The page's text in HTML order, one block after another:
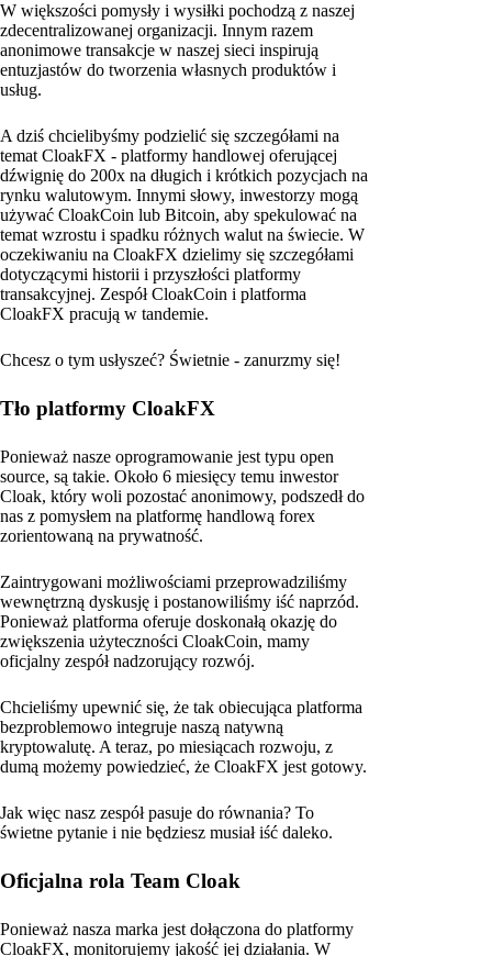
W większości pomysły i wysiłki pochodzą z naszej
zdecentralizowanej organizacji. Innym razem
anonimowe transakcje w naszej sieci inspirują
entuzjastów do tworzenia własnych produktów i
usług.
A dziś chcielibyśmy podzielić się szczegółami na
temat CloakFX - platformy handlowej oferującej
dźwignię do 200x na długich i krótkich pozycjach na
rynku walutowym. Innymi słowy, inwestorzy mogą
używać CloakCoin lub Bitcoin, aby spekulować na
temat wzrostu i spadku różnych walut na świecie. W
oczekiwaniu na CloakFX dzielimy się szczegółami
dotyczącymi historii i przyszłości platformy
transakcyjnej. Zespół CloakCoin i platforma
CloakFX pracują w tandemie.
Chcesz o tym usłyszeć? Świetnie - zanurzmy się!
Tło platformy CloakFX
Ponieważ nasze oprogramowanie jest typu open
source, są takie. Około 6 miesięcy temu inwestor
Cloak, który woli pozostać anonimowy, podszedł do
nas z pomysłem na platformę handlową forex
zorientowaną na prywatność.
Zaintrygowani możliwościami przeprowadziliśmy
wewnętrzną dyskusję i postanowiliśmy iść naprzód.
Ponieważ platforma oferuje doskonałą okazję do
zwiększenia użyteczności CloakCoin, mamy
oficjalny zespół nadzorujący rozwój.
Chcieliśmy upewnić się, że tak obiecująca platforma
bezproblemowo integruje naszą natywną
kryptowalutę. A teraz, po miesiącach rozwoju, z
dumą możemy powiedzieć, że CloakFX jest gotowy.
Jak więc nasz zespół pasuje do równania? To
świetne pytanie i nie będziesz musiał iść daleko.
Oficjalna rola Team Cloak
Ponieważ nasza marka jest dołączona do platformy
CloakFX, monitorujemy jakość jej działania. W